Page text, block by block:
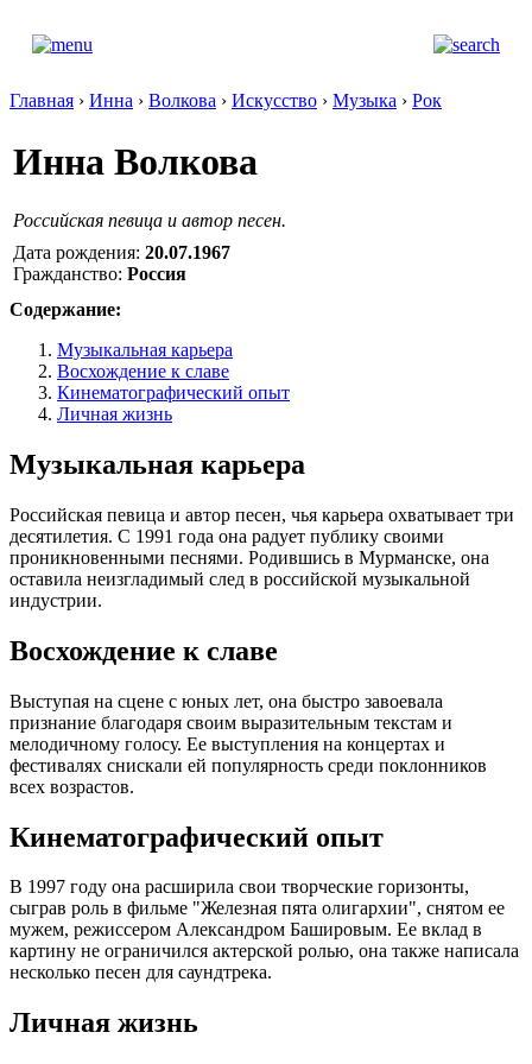
Главная › Инна › Волкова › Искусство › Музыка › Рок
Инна Волкова
Российская певица и автор песен.
Дата рождения: 20.07.1967
Гражданство: Россия
Содержание:
Музыкальная карьера
Восхождение к славе
Кинематографический опыт
Личная жизнь
Музыкальная карьера
Российская певица и автор песен, чья карьера охватывает три
десятилетия. С 1991 года она радует публику своими
проникновенными песнями. Родившись в Мурманске, она
оставила неизгладимый след в российской музыкальной
индустрии.
Восхождение к славе
Выступая на сцене с юных лет, она быстро завоевала
признание благодаря своим выразительным текстам и
мелодичному голосу. Ее выступления на концертах и
фестивалях снискали ей популярность среди поклонников
всех возрастов.
Кинематографический опыт
В 1997 году она расширила свои творческие горизонты,
сыграв роль в фильме "Железная пята олигархии", снятом ее
мужем, режиссером Александром Башировым. Ее вклад в
картину не ограничился актерской ролью, она также написала
несколько песен для саундтрека.
Личная жизнь